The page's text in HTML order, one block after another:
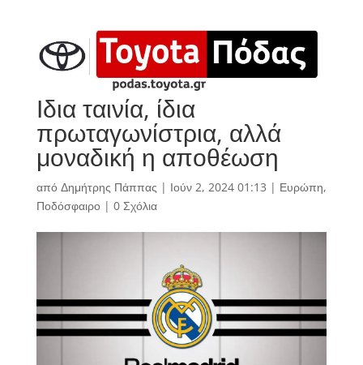
Ιδια ταινία, ίδια
πρωταγωνίστρια, αλλά
μοναδική η αποθέωση
από Δημήτρης Πάππας | Ιούν 2, 2024 01:13 | Ευρώπη,
Ποδόσφαιρο| 0 Σχόλια